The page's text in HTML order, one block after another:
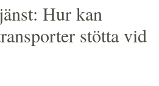
Hur kan
stötta vid